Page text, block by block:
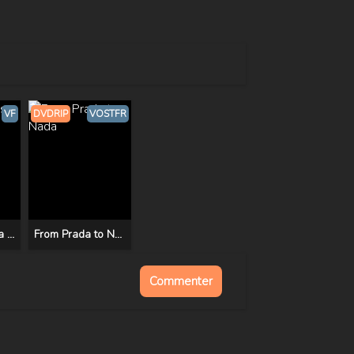
The Devil Has a Name
VF
From Prada to Nada
DVDRIP VOSTFR
Commenter